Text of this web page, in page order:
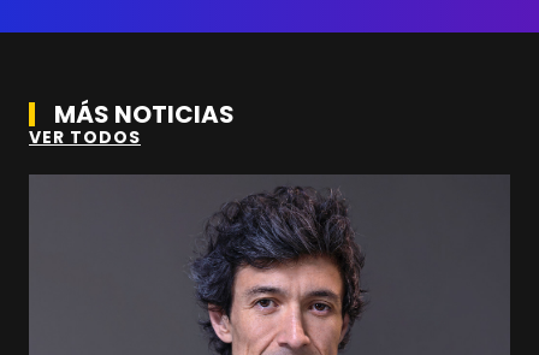
MÁS NOTICIAS
VER TODOS